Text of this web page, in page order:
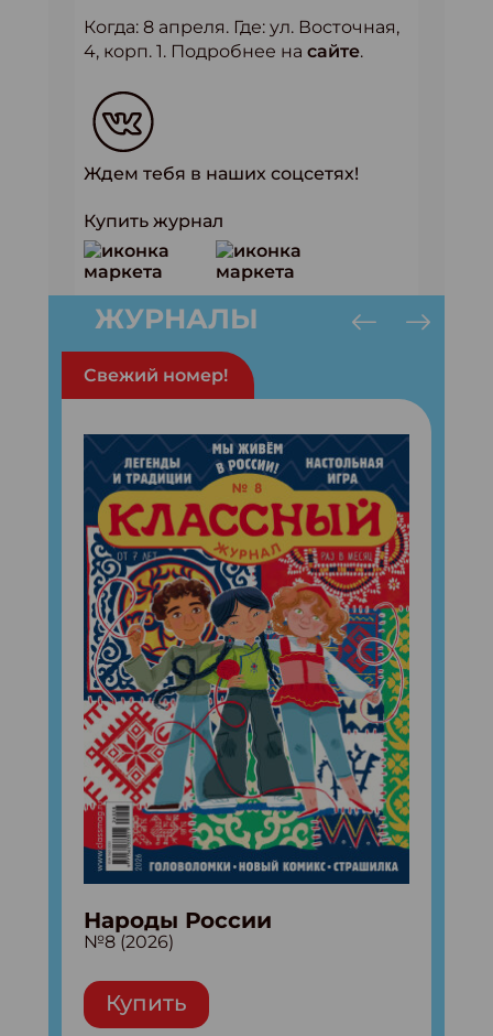
Когда: 8 апреля. Где: ул. Восточная,
4, корп. 1. Подробнее на сайте.
Ждем тебя в наших соцсетях!
Купить журнал
ЖУРНАЛЫ
Свежий номер!
Народы России
№8 (2026)
Купить